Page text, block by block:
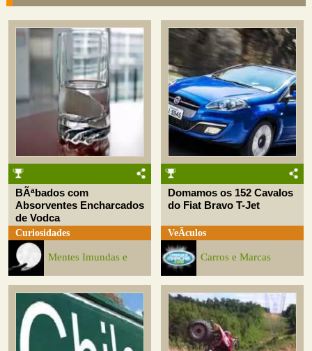
BÃªbados com
Absorventes Encharcados
de Vodca
Curiosidades
Mentes Imundas e
Domamos os 152 Cavalos
do Fiat Bravo T-Jet
VeÃ­culos
Carros e Marcas